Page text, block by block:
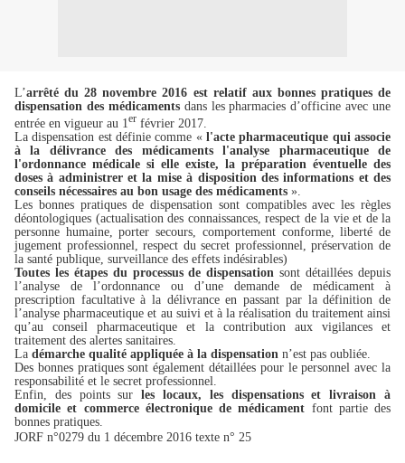
L’arrêté du 28 novembre 2016 est relatif aux bonnes pratiques de
dispensation des médicamentsdans les pharmacies d’officine avec une
entrée en vigueur au 1er février 2017.
La dispensation est définie comme « l'acte pharmaceutique qui associe
à la délivrance des médicaments l'analyse pharmaceutique de
l'ordonnance médicale si elle existe, la préparation éventuelle des
doses à administrer et la mise à disposition des informations et des
conseils nécessaires au bon usage des médicaments ».
Les bonnes pratiques de dispensation sont compatibles avec les règles
déontologiques (actualisation des connaissances, respect de la vie et de la
personne humaine, porter secours, comportement conforme, liberté de
jugement professionnel, respect du secret professionnel, préservation de
la santé publique, surveillance des effets indésirables)
Toutes les étapes du processus de dispensation sont détaillées depuis
l’analyse de l’ordonnance ou d’une demande de médicament à
prescription facultative à la délivrance en passant par la définition de
l’analyse pharmaceutique et au suivi et à la réalisation du traitement ainsi
qu’au conseil pharmaceutique et la contribution aux vigilances et
traitement des alertes sanitaires.
La démarche qualité appliquée à la dispensation n’est pas oubliée.
Des bonnes pratiques sont également détaillées pour le personnel avec la
responsabilité et le secret professionnel.
Enfin, des points surles locaux, les dispensations et livraison à
domicile et commerce électronique de médicament font partie des
bonnes pratiques.
JORF n°0279 du 1 décembre 2016 texte n° 25